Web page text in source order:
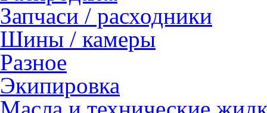
Запчаси / расходники
Шины / камеры
Разное
Экипировка